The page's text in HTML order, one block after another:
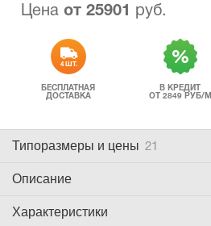
Цена от 25901 руб.
4 ШТ.
БЕСПЛАТНАЯ
ДОСТАВКА
В КРЕДИТ
ОТ 2849 РУБ/М
Типоразмеры и цены 21
Описание
Характеристики